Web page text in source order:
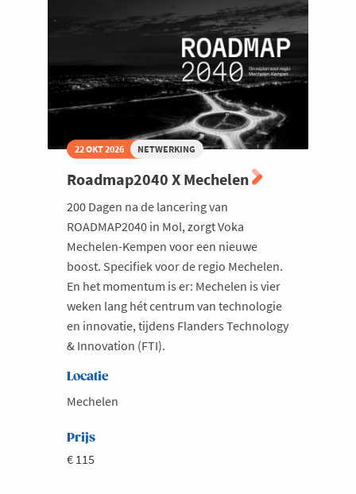
22 OKT 2026 NETWERKING
Roadmap2040 X Mechelen
200 Dagen na de lancering van
ROADMAP2040 in Mol, zorgt Voka
Mechelen-Kempen voor een nieuwe
boost. Specifiek voor de regio Mechelen.
En het momentum is er: Mechelen is vier
weken lang hét centrum van technologie
en innovatie, tijdens Flanders Technology
& Innovation (FTI).
Locatie
Mechelen
Prijs
€ 115